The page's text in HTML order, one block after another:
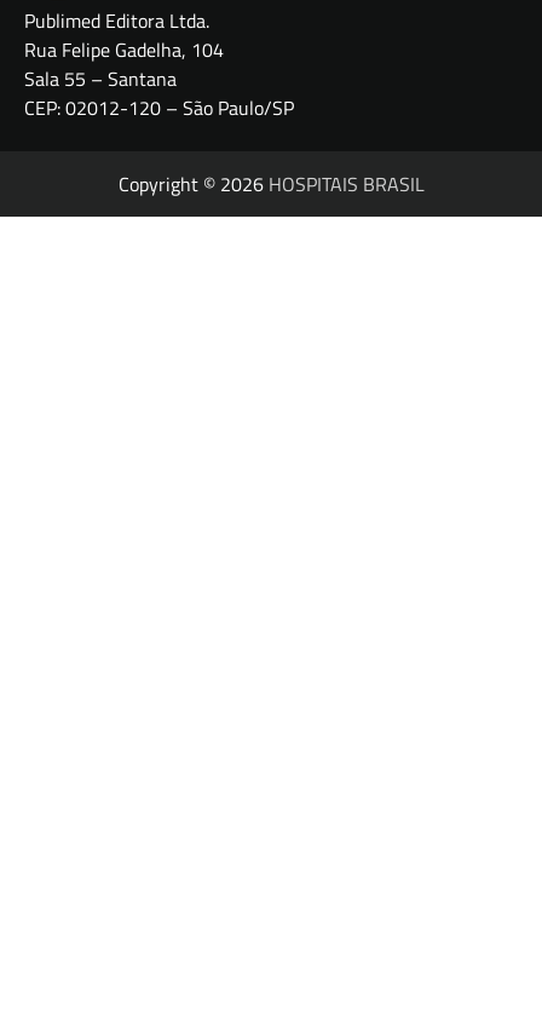
Publimed Editora Ltda.
Rua Felipe Gadelha, 104
Sala 55 – Santana
CEP: 02012-120 – São Paulo/SP
Copyright © 2026 HOSPITAIS BRASIL